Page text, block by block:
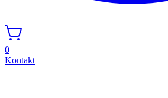
0
Kontakt